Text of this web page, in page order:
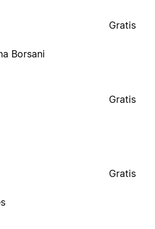
Borsani
Gratis
Gratis
Gratis